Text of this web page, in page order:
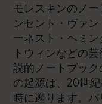
モレスキンのノ
ンセント・ヴァ
ーネスト・ヘミ
トウィンなどの
説的ノートブッ
の起源は、20世
時に遡ります。